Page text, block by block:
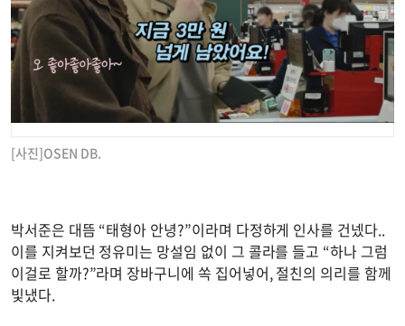
[사진]OSEN DB.
박서준은 대뜸 “태형아 안녕?”이라며 다정하게 인사를 건넸다..
이를 지켜보던 정유미는 망설임 없이 그 콜라를 들고 “하나 그럼
이걸로 할까?”라며 장바구니에 쏙 집어넣어, 절친의 의리를 함께
빛냈다.